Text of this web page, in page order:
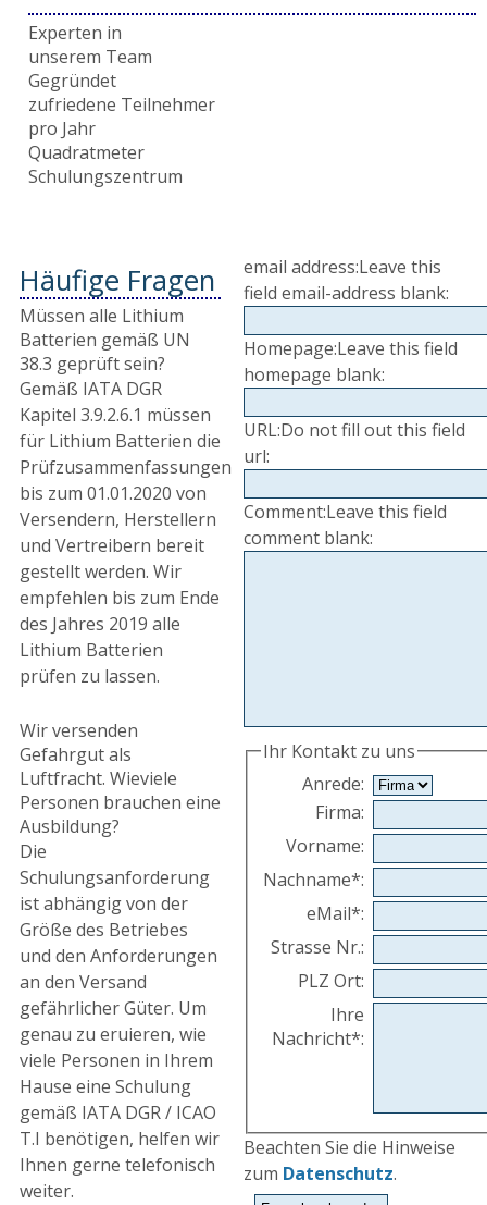
Experten in
unserem Team
Gegründet
zufriedene Teilnehmer
pro Jahr
Quadratmeter
Schulungszentrum
Häufige Fragen
Müssen alle Lithium
Batterien gemäß UN
38.3 geprüft sein?
Gemäß IATA DGR
Kapitel 3.9.2.6.1 müssen
für Lithium Batterien die
Prüfzusammenfassungen
bis zum 01.01.2020 von
Versendern, Herstellern
und Vertreibern bereit
gestellt werden. Wir
empfehlen bis zum Ende
des Jahres 2019 alle
Lithium Batterien
prüfen zu lassen.
Wir versenden
Gefahrgut als
Luftfracht. Wieviele
Personen brauchen eine
Ausbildung?
Die
Schulungsanforderung
ist abhängig von der
Größe des Betriebes
und den Anforderungen
an den Versand
gefährlicher Güter. Um
genau zu eruieren, wie
viele Personen in Ihrem
Hause eine Schulung
gemäß IATA DGR / ICAO
T.I benötigen, helfen wir
Ihnen gerne telefonisch
weiter.
email address:Leave this
field email-address blank:
Homepage:Leave this field
homepage blank:
URL:Do not fill out this field
url:
Comment:Leave this field
comment blank:
Ihr Kontakt zu uns
Anrede:
Firma:
Vorname:
Nachname*:
eMail*:
Strasse Nr.:
PLZ Ort:
Ihre
Nachricht*:
Beachten Sie die Hinweise
zum Datenschutz.